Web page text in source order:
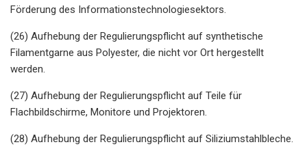
Förderung des Informationstechnologiesektors.
(26) Aufhebung der Regulierungspflicht auf synthetische
Filamentgarne aus Polyester, die nicht vor Ort hergestellt
werden.
(27) Aufhebung der Regulierungspflicht auf Teile für
Flachbildschirme, Monitore und Projektoren.
(28) Aufhebung der Regulierungspflicht auf Siliziumstahlbleche.